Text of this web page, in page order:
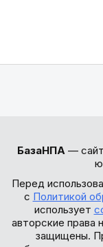
БазаНПА —
Перед
с Политикой
использует
авторские права
защищены.